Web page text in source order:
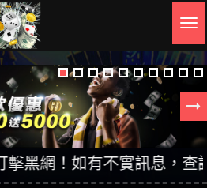
！如有不實訊息，查證後